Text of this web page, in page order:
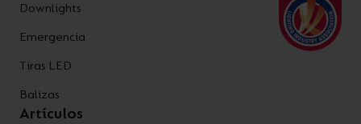
Downlights
Emergencia
Tiras LED
Balizas
Artículos